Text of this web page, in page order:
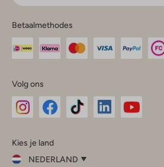
Betaalmethodes
Volg ons
InstagramFacebook
Kies je land
NEDERLAND